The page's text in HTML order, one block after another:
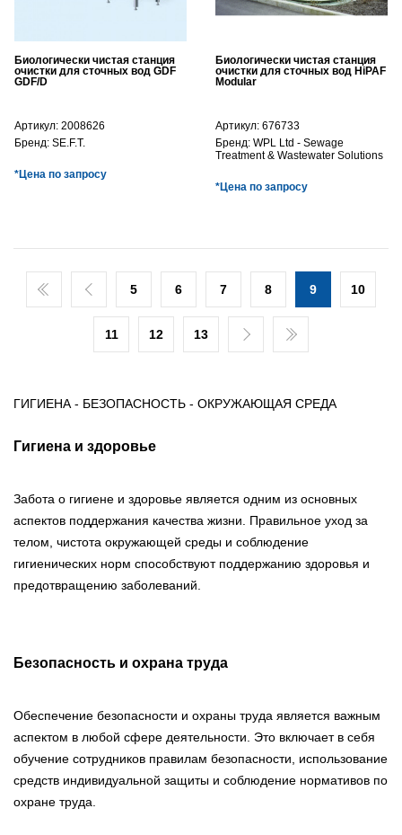
Биологически чистая станция
очистки для сточных вод GDF
GDF/D
Артикул: 2008626
Бренд: SE.F.T.
*Цена по запросу
Биологически чистая станция
очистки для сточных вод HiPAF
Modular
Артикул: 676733
Бренд: WPL Ltd - Sewage
Treatment & Wastewater Solutions
*Цена по запросу
5 6 7 8 9 10
11 12 13
ГИГИЕНА - БЕЗОПАСНОСТЬ - ОКРУЖАЮЩАЯ СРЕДА
Гигиена и здоровье
Забота о гигиене и здоровье является одним из основных
аспектов поддержания качества жизни. Правильное уход за
телом, чистота окружающей среды и соблюдение
гигиенических норм способствуют поддержанию здоровья и
предотвращению заболеваний.
Безопасность и охрана труда
Обеспечение безопасности и охраны труда является важным
аспектом в любой сфере деятельности. Это включает в себя
обучение сотрудников правилам безопасности, использование
средств индивидуальной защиты и соблюдение нормативов по
охране труда.